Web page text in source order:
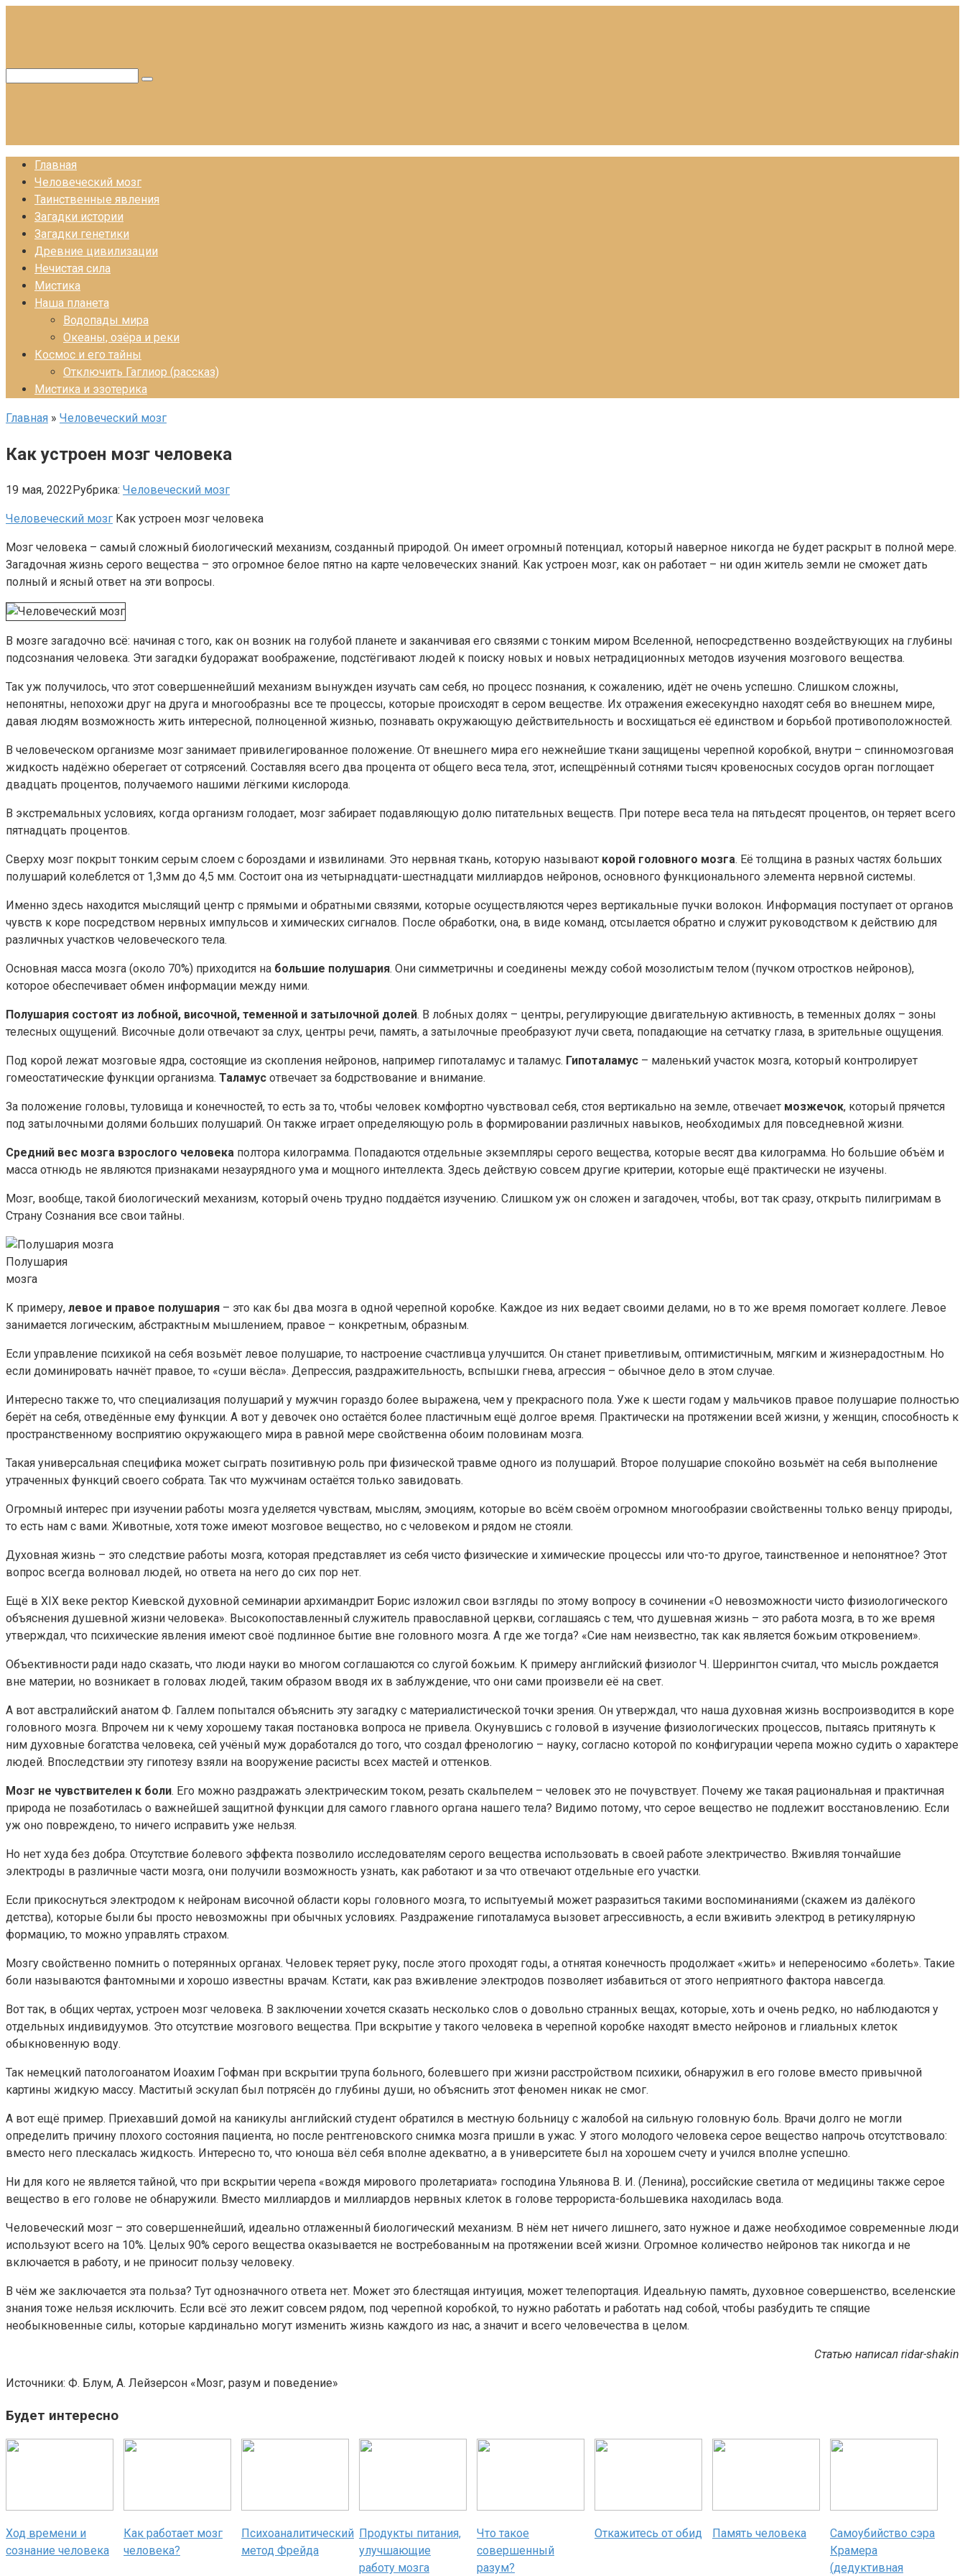
Главная
Человеческий мозг
Таинственные явления
Загадки истории
Загадки генетики
Древние цивилизации
Нечистая сила
Мистика
Наша планета
Водопады мира
Океаны, озёра и реки
Космос и его тайны
Отключить Гаглиор (рассказ)
Мистика и эзотерика
Главная » Человеческий мозг
Как устроен мозг человека
19 мая, 2022Рубрика: Человеческий мозг
Человеческий мозг Как устроен мозг человека
Мозг человека – самый сложный биологический механизм, созданный природой. Он имеет огромный потенциал, который наверное никогда не будет раскрыт в полной мере.
Загадочная жизнь серого вещества – это огромное белое пятно на карте человеческих знаний. Как устроен мозг, как он работает – ни один житель земли не сможет дать
полный и ясный ответ на эти вопросы.
В мозге загадочно всё: начиная с того, как он возник на голубой планете и заканчивая его связями с тонким миром Вселенной, непосредственно воздействующих на глубины
подсознания человека. Эти загадки будоражат воображение, подстёгивают людей к поиску новых и новых нетрадиционных методов изучения мозгового вещества.
Так уж получилось, что этот совершеннейший механизм вынужден изучать сам себя, но процесс познания, к сожалению, идёт не очень успешно. Слишком сложны,
непонятны, непохожи друг на друга и многообразны все те процессы, которые происходят в сером веществе. Их отражения ежесекундно находят себя во внешнем мире,
давая людям возможность жить интересной, полноценной жизнью, познавать окружающую действительность и восхищаться её единством и борьбой противоположностей.
В человеческом организме мозг занимает привилегированное положение. От внешнего мира его нежнейшие ткани защищены черепной коробкой, внутри – спинномозговая
жидкость надёжно оберегает от сотрясений. Составляя всего два процента от общего веса тела, этот, испещрённый сотнями тысяч кровеносных сосудов орган поглощает
двадцать процентов, получаемого нашими лёгкими кислорода.
В экстремальных условиях, когда организм голодает, мозг забирает подавляющую долю питательных веществ. При потере веса тела на пятьдесят процентов, он теряет всего
пятнадцать процентов.
Сверху мозг покрыт тонким серым слоем с бороздами и извилинами. Это нервная ткань, которую называют корой головного мозга. Её толщина в разных частях больших
полушарий колеблется от 1,3мм до 4,5 мм. Состоит она из четырнадцати-шестнадцати миллиардов нейронов, основного функционального элемента нервной системы.
Именно здесь находится мыслящий центр с прямыми и обратными связями, которые осуществляются через вертикальные пучки волокон. Информация поступает от органов
чувств к коре посредством нервных импульсов и химических сигналов. После обработки, она, в виде команд, отсылается обратно и служит руководством к действию для
различных участков человеческого тела.
Основная масса мозга (около 70%) приходится на большие полушария. Они симметричны и соединены между собой мозолистым телом (пучком отростков нейронов),
которое обеспечивает обмен информации между ними.
Полушария состоят из лобной, височной, теменной и затылочной долей. В лобных долях – центры, регулирующие двигательную активность, в теменных долях – зоны
телесных ощущений. Височные доли отвечают за слух, центры речи, память, а затылочные преобразуют лучи света, попадающие на сетчатку глаза, в зрительные ощущения.
Под корой лежат мозговые ядра, состоящие из скопления нейронов, например гипоталамус и таламус. Гипоталамус – маленький участок мозга, который контролирует
гомеостатические функции организма. Таламус отвечает за бодрствование и внимание.
За положение головы, туловища и конечностей, то есть за то, чтобы человек комфортно чувствовал себя, стоя вертикально на земле, отвечает мозжечок, который прячется
под затылочными долями больших полушарий. Он также играет определяющую роль в формировании различных навыков, необходимых для повседневной жизни.
Средний вес мозга взрослого человека полтора килограмма. Попадаются отдельные экземпляры серого вещества, которые весят два килограмма. Но большие объём и
масса отнюдь не являются признаками незаурядного ума и мощного интеллекта. Здесь действую совсем другие критерии, которые ещё практически не изучены.
Мозг, вообще, такой биологический механизм, который очень трудно поддаётся изучению. Слишком уж он сложен и загадочен, чтобы, вот так сразу, открыть пилигримам в
Страну Сознания все свои тайны.
Полушария
мозга
К примеру, левое и правое полушария – это как бы два мозга в одной черепной коробке. Каждое из них ведает своими делами, но в то же время помогает коллеге. Левое
занимается логическим, абстрактным мышлением, правое – конкретным, образным.
Если управление психикой на себя возьмёт левое полушарие, то настроение счастливца улучшится. Он станет приветливым, оптимистичным, мягким и жизнерадостным. Но
если доминировать начнёт правое, то «суши вёсла». Депрессия, раздражительность, вспышки гнева, агрессия – обычное дело в этом случае.
Интересно также то, что специализация полушарий у мужчин гораздо более выражена, чем у прекрасного пола. Уже к шести годам у мальчиков правое полушарие полностью
берёт на себя, отведённые ему функции. А вот у девочек оно остаётся более пластичным ещё долгое время. Практически на протяжении всей жизни, у женщин, способность к
пространственному восприятию окружающего мира в равной мере свойственна обоим половинам мозга.
Такая универсальная специфика может сыграть позитивную роль при физической травме одного из полушарий. Второе полушарие спокойно возьмёт на себя выполнение
утраченных функций своего собрата. Так что мужчинам остаётся только завидовать.
Огромный интерес при изучении работы мозга уделяется чувствам, мыслям, эмоциям, которые во всём своём огромном многообразии свойственны только венцу природы,
то есть нам с вами. Животные, хотя тоже имеют мозговое вещество, но с человеком и рядом не стояли.
Духовная жизнь – это следствие работы мозга, которая представляет из себя чисто физические и химические процессы или что-то другое, таинственное и непонятное? Этот
вопрос всегда волновал людей, но ответа на него до сих пор нет.
Ещё в XIX веке ректор Киевской духовной семинарии архимандрит Борис изложил свои взгляды по этому вопросу в сочинении «О невозможности чисто физиологического
объяснения душевной жизни человека». Высокопоставленный служитель православной церкви, соглашаясь с тем, что душевная жизнь – это работа мозга, в то же время
утверждал, что психические явления имеют своё подлинное бытие вне головного мозга. А где же тогда? «Сие нам неизвестно, так как является божьим откровением».
Объективности ради надо сказать, что люди науки во многом соглашаются со слугой божьим. К примеру английский физиолог Ч. Шеррингтон считал, что мысль рождается
вне материи, но возникает в головах людей, таким образом вводя их в заблуждение, что они сами произвели её на свет.
А вот австралийский анатом Ф. Галлем попытался объяснить эту загадку с материалистической точки зрения. Он утверждал, что наша духовная жизнь воспроизводится в коре
головного мозга. Впрочем ни к чему хорошему такая постановка вопроса не привела. Окунувшись с головой в изучение физиологических процессов, пытаясь притянуть к
ним духовные богатства человека, сей учёный муж доработался до того, что создал френологию – науку, согласно которой по конфигурации черепа можно судить о характере
людей. Впоследствии эту гипотезу взяли на вооружение расисты всех мастей и оттенков.
Мозг не чувствителен к боли. Его можно раздражать электрическим током, резать скальпелем – человек это не почувствует. Почему же такая рациональная и практичная
природа не позаботилась о важнейшей защитной функции для самого главного органа нашего тела? Видимо потому, что серое вещество не подлежит восстановлению. Если
уж оно повреждено, то ничего исправить уже нельзя.
Но нет худа без добра. Отсутствие болевого эффекта позволило исследователям серого вещества использовать в своей работе электричество. Вживляя тончайшие
электроды в различные части мозга, они получили возможность узнать, как работают и за что отвечают отдельные его участки.
Если прикоснуться электродом к нейронам височной области коры головного мозга, то испытуемый может разразиться такими воспоминаниями (скажем из далёкого
детства), которые были бы просто невозможны при обычных условиях. Раздражение гипоталамуса вызовет агрессивность, а если вживить электрод в ретикулярную
формацию, то можно управлять страхом.
Мозгу свойственно помнить о потерянных органах. Человек теряет руку, после этого проходят годы, а отнятая конечность продолжает «жить» и непереносимо «болеть». Такие
боли называются фантомными и хорошо известны врачам. Кстати, как раз вживление электродов позволяет избавиться от этого неприятного фактора навсегда.
Вот так, в общих чертах, устроен мозг человека. В заключении хочется сказать несколько слов о довольно странных вещах, которые, хоть и очень редко, но наблюдаются у
отдельных индивидуумов. Это отсутствие мозгового вещества. При вскрытие у такого человека в черепной коробке находят вместо нейронов и глиальных клеток
обыкновенную воду.
Так немецкий патологоанатом Иоахим Гофман при вскрытии трупа больного, болевшего при жизни расстройством психики, обнаружил в его голове вместо привычной
картины жидкую массу. Маститый эскулап был потрясён до глубины души, но объяснить этот феномен никак не смог.
А вот ещё пример. Приехавший домой на каникулы английский студент обратился в местную больницу с жалобой на сильную головную боль. Врачи долго не могли
определить причину плохого состояния пациента, но после рентгеновского снимка мозга пришли в ужас. У этого молодого человека серое вещество напрочь отсутствовало:
вместо него плескалась жидкость. Интересно то, что юноша вёл себя вполне адекватно, а в университете был на хорошем счету и учился вполне успешно.
Ни для кого не является тайной, что при вскрытии черепа «вождя мирового пролетариата» господина Ульянова В. И. (Ленина), российские светила от медицины также серое
вещество в его голове не обнаружили. Вместо миллиардов и миллиардов нервных клеток в голове террориста-большевика находилась вода.
Человеческий мозг – это совершеннейший, идеально отлаженный биологический механизм. В нём нет ничего лишнего, зато нужное и даже необходимое современные люди
используют всего на 10%. Целых 90% серого вещества оказывается не востребованным на протяжении всей жизни. Огромное количество нейронов так никогда и не
включается в работу, и не приносит пользу человеку.
В чём же заключается эта польза? Тут однозначного ответа нет. Может это блестящая интуиция, может телепортация. Идеальную память, духовное совершенство, вселенские
знания тоже нельзя исключить. Если всё это лежит совсем рядом, под черепной коробкой, то нужно работать и работать над собой, чтобы разбудить те спящие
необыкновенные силы, которые кардинально могут изменить жизнь каждого из нас, а значит и всего человечества в целом.
Статью написал ridar-shakin
Источники: Ф. Блум, А. Лейзерсон «Мозг, разум и поведение»
Будет интересно
Ход времени и
сознание человека
Как работает мозг
человека?
Психоаналитический
метод Фрейда
Продукты питания,
улучшающие
работу мозга
Что такое
совершенный
разум?
Откажитесь от обид Память человека
Самоубийство сэра
Крамера
(дедуктивная